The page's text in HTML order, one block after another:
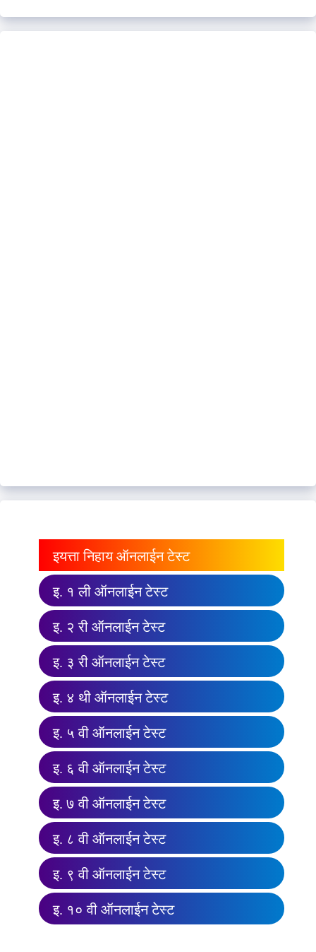
इयत्ता निहाय ऑनलाईन टेस्ट
इ. १ ली ऑनलाईन टेस्ट
इ. २ री ऑनलाईन टेस्ट
इ. ३ री ऑनलाईन टेस्ट
इ. ४ थी ऑनलाईन टेस्ट
इ. ५ वी ऑनलाईन टेस्ट
इ. ६ वी ऑनलाईन टेस्ट
इ. ७ वी ऑनलाईन टेस्ट
इ. ८ वी ऑनलाईन टेस्ट
इ. ९ वी ऑनलाईन टेस्ट
इ. १० वी ऑनलाईन टेस्ट